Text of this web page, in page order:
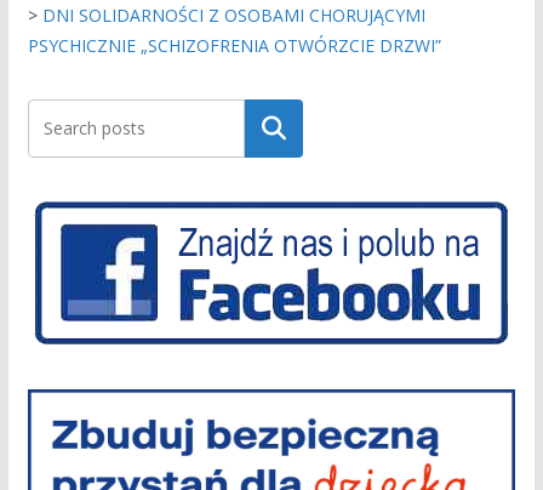
> DNI SOLIDARNOŚCI Z OSOBAMI CHORUJĄCYMI
PSYCHICZNIE „SCHIZOFRENIA OTWÓRZCIE DRZWI”
Szukaj